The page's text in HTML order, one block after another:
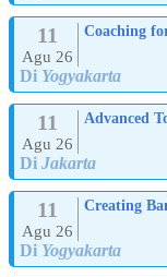
11
Agu 26
Coaching
Di Yogyakarta
11
Agu 26
Advanced
Di Jakarta
11
Agu 26
Creating
Di Yogyakarta